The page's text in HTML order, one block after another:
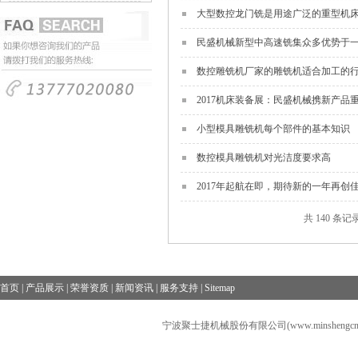
大型数控龙门铣是用途广泛的重型机
民盛机械新型中高速铣集众多优势于
数控雕铣机厂家的雕铣机适合加工的
2017机床装备展：民盛机械携新产品
小型模具雕铣机每个部件的基本知识
数控模具雕铣机对光洁度要求高
2017年起航在即，期待新的一年再创
共 140 条记
首页 产品展示 荣誉资质 新闻资讯 服务支持 Sitemap
宁波聚士捷机械股份有限公司